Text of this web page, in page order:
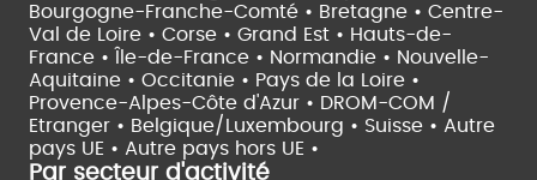
Bourgogne-Franche-Comté • Bretagne • Centre-
Val de Loire • Corse • Grand Est • Hauts-de-
France •
Île-de-France • Normandie • Nouvelle-
Aquitaine • Occitanie • Pays de la Loire •
Provence-Alpes-Côte d'Azur • DROM-COM /
Etranger • Belgique/Luxembourg • Suisse • Autre
pays UE • Autre pays hors UE •
Par secteur d'activité